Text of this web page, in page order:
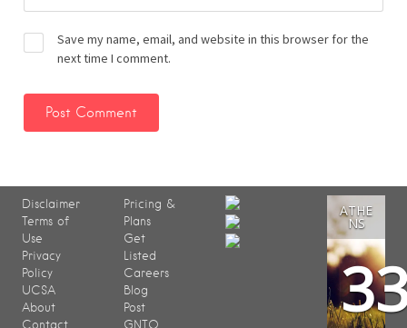
Save my name, email, and website in this browser for the
next time I comment.
Disclaimer
Terms of
Use
Privacy
Policy
UCSA
About
Contact
Pricing &
Plans
Get
Listed
Careers
Blog
Post
GNTO
ATHE
NS